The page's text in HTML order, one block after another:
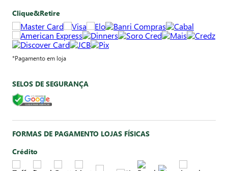
Clique&Retire
*Pagamento em loja
SELOS DE SEGURANÇA
FORMAS DE PAGAMENTO LOJAS FÍSICAS
Crédito